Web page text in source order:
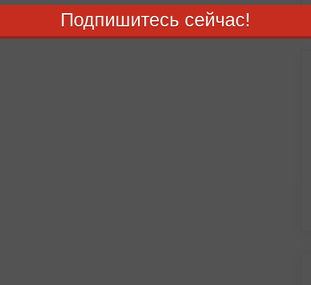
Подпишитесь сейчас!